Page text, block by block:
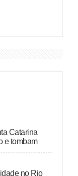
Catarina
e tombam
no Rio